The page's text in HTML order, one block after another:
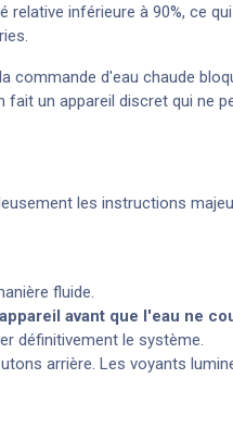
inférieure à 90%, ce
d'eau chaude
un appareil discret qui ne
les instructions
fluide.
avant que l'eau ne
définitivement le système.
arrière. Les voyants